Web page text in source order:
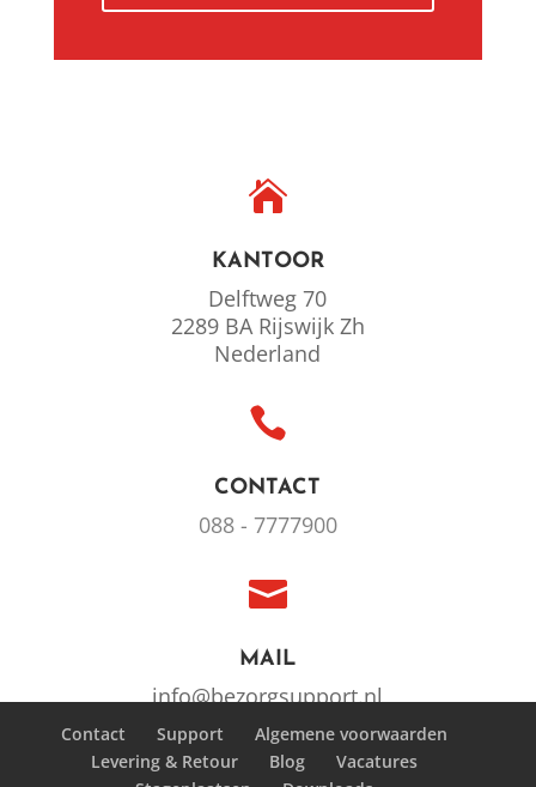

KANTOOR
Delftweg 70
2289 BA Rijswijk Zh
Nederland

CONTACT
088 - 7777900

MAIL
info@bezorgsupport.nl

Contact Support
Algemene voorwaarden
Levering & Retour
Blog
Vacatures